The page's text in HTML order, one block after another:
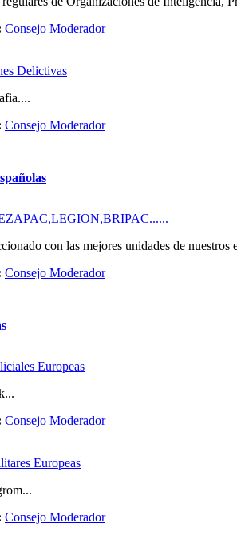
Consejo Moderador
Delictivas
Consejo Moderador
con las mejores unidades de nuestros
Consejo Moderador
Europeas
Consejo Moderador
Europeas
Consejo Moderador